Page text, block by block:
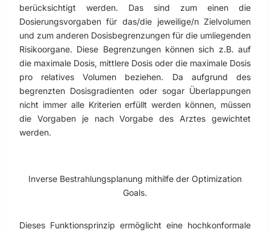
berücksichtigt werden. Das sind zum einen die
Dosierungsvorgaben für das/die jeweilige/n Zielvolumen
und zum anderen Dosisbegrenzungen für die umliegenden
Risikoorgane. Diese Begrenzungen können sich z.B. auf
die maximale Dosis, mittlere Dosis oder die maximale Dosis
pro relatives Volumen beziehen. Da aufgrund des
begrenzten Dosisgradienten oder sogar Überlappungen
nicht immer alle Kriterien erfüllt werden können, müssen
die Vorgaben je nach Vorgabe des Arztes gewichtet
werden.
Inverse Bestrahlungsplanung mithilfe der Optimization
Goals.
Dieses Funktionsprinzip ermöglicht eine hochkonformale